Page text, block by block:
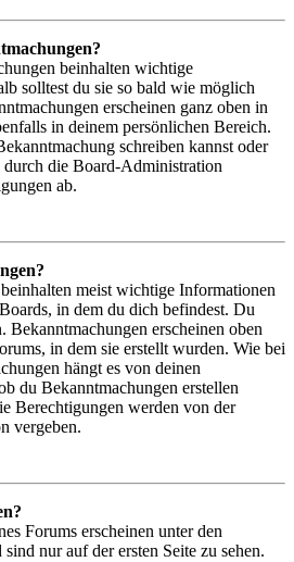
beinhalten wichtige
solltest du sie so bald wie möglich
erscheinen ganz oben in
in deinem persönlichen Bereich.
schreiben kannst oder
die Board-Administration
ab.
meist wichtige Informationen
in dem du dich befindest. Du
Bekanntmachungen erscheinen oben
in dem sie erstellt wurden. Wie bei
hängt es von deinen
du Bekanntmachungen erstellen
Berechtigungen werden von der
vergeben.
Forums erscheinen unter den
nur auf der ersten Seite zu sehen.